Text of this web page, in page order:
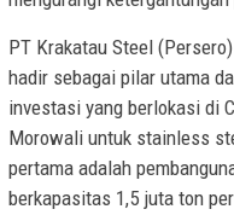
PT Krakatau Steel
hadir sebagai pilar utama
investasi yang berlokasi di
Morowali untuk stainless
pertama adalah
berkapasitas 1,5 juta ton